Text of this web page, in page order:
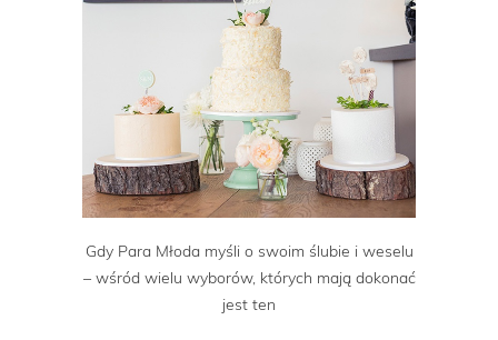
Gdy Para Młoda myśli o swoim ślubie i weselu
– wśród wielu wyborów, których mają dokonać
jest ten